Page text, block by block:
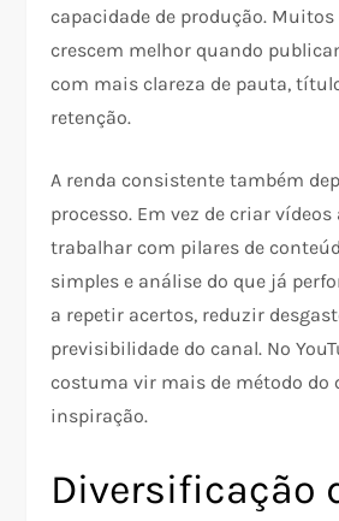
capacidade de produção.
crescem melhor quando
com mais clareza de pauta,
retenção.
A renda consistente também
processo. Em vez de criar
trabalhar com pilares de
simples e análise do que já
a repetir acertos, reduzir
previsibilidade do canal. No
costuma vir mais de método do
inspiração.
Diversificação